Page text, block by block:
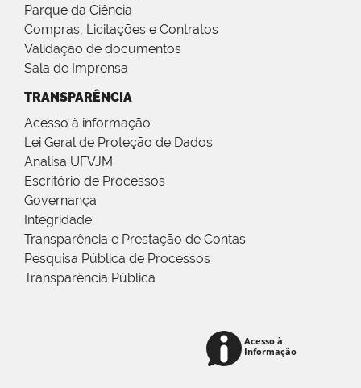
Parque da Ciência
Compras, Licitações e Contratos
Validação de documentos
Sala de Imprensa
TRANSPARÊNCIA
Acesso à informação
Lei Geral de Proteção de Dados
Analisa UFVJM
Escritório de Processos
Governança
Integridade
Transparência e Prestação de Contas
Pesquisa Pública de Processos
Transparência Pública